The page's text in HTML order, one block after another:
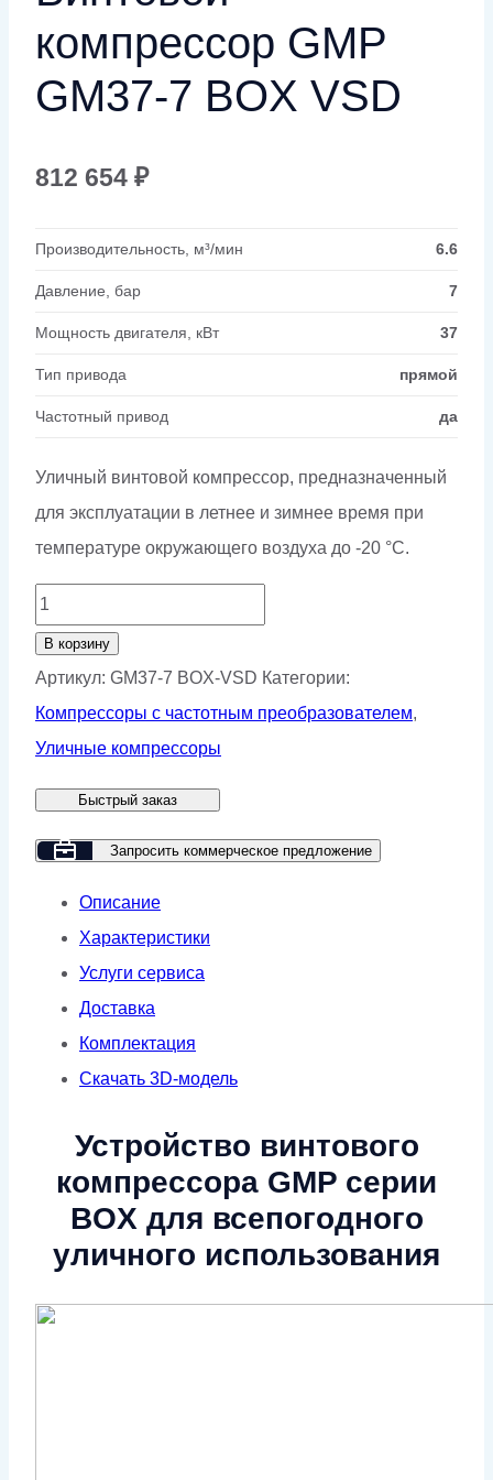
компрессор GMP
GM37-7 BOX VSD
812 654 ₽
Производительность, м³/мин 6.6
Давление, бар 7
Мощность двигателя, кВт 37
Тип привода прямой
Частотный привод да
Уличный винтовой компрессор, предназначенный
для эксплуатации в летнее и зимнее время при
температуре окружающего воздуха до -20 °С.
Количество
товара
Винтовой
компрессор
GMP
7
BOX
В корзину
Артикул: GM37-7 BOX-VSD Категории:
Компрессоры с частотным преобразователем,
Уличные компрессоры
Быстрый заказ
Запросить коммерческое предложение
Описание
Характеристики
Услуги сервиса
Доставка
Комплектация
Скачать 3D-модель
Устройство винтового
компрессора GMP серии
BOX для всепогодного
уличного использования